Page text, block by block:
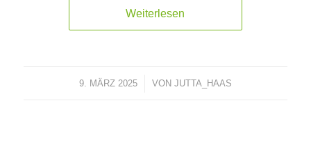
Weiterlesen
9. MÄRZ 2025
/ VON JUTTA_HAAS